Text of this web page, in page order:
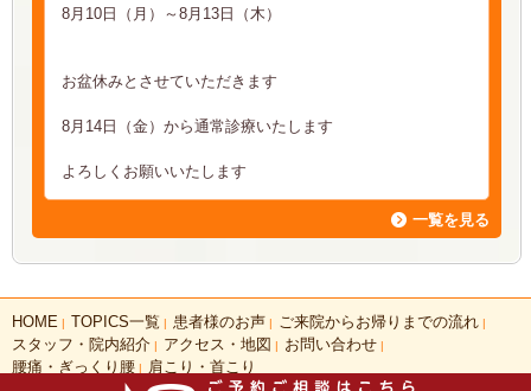
8月10日（月）～8月13日（木）
お盆休みとさせていただきます
8月14日（金）から通常診療いたします
よろしくお願いいたします
一覧を見る
HOME TOPICS一覧 患者様のお声 ご来院からお帰りまでの流れ
スタッフ・院内紹介 アクセス・地図 お問い合わせ
腰痛・ぎっくり腰 肩こり・首こり